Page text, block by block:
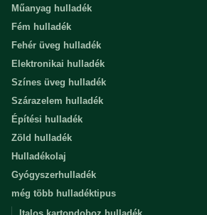
Műanyag hulladék
Fém hulladék
Fehér üveg hulladék
Elektronikai hulladék
Színes üveg hulladék
Szárazelem hulladék
Építési hulladék
Zöld hulladék
Hulladékolaj
Gyógyszerhulladék
még több hulladéktipus